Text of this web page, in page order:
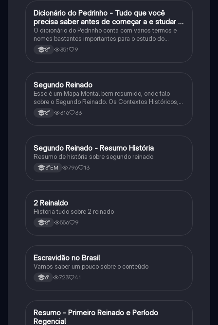
História
Dicionário do Pedrinho - Tudo que você
precisa saber antes de começar a e studar o
segundo reinado!
O dicionário do Pedrinho conta com vários termos e
nomes bastantes importantes para o estudo do
segundo reinado e muito mais.
8° 351 9
História
Segundo Reinado
Esse é um Mapa Mental bem resumido, onde falo
sobre o Segundo Reinado. Os Contextos Históricos,
Monarquia, Aspectos Políticos, Economia, Sociedade,
Cultura, Conflitos e Crises e Proclamação da
8° 316 33
História
Segundo Reinado - Resumo História
Resumo de história sobre segundo reinado.
3°EM 796 13
História
2 Reinaldo
Historia tudo sobre 2 reinado
8° 556 9
História
Escravidão no Brasil
Vamos saber um pouco sobre o conteúdo
6° 723 41
História
Resumo - Primeiro Reinado e Período
Regencial